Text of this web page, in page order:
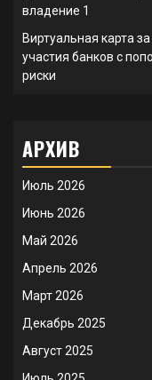
владение 1
Виртуальная карта
участия банков с
риски
АРХИВ
Июль 2026
Июнь 2026
Май 2026
Апрель 2026
Март 2026
Декабрь 2025
Август 2025